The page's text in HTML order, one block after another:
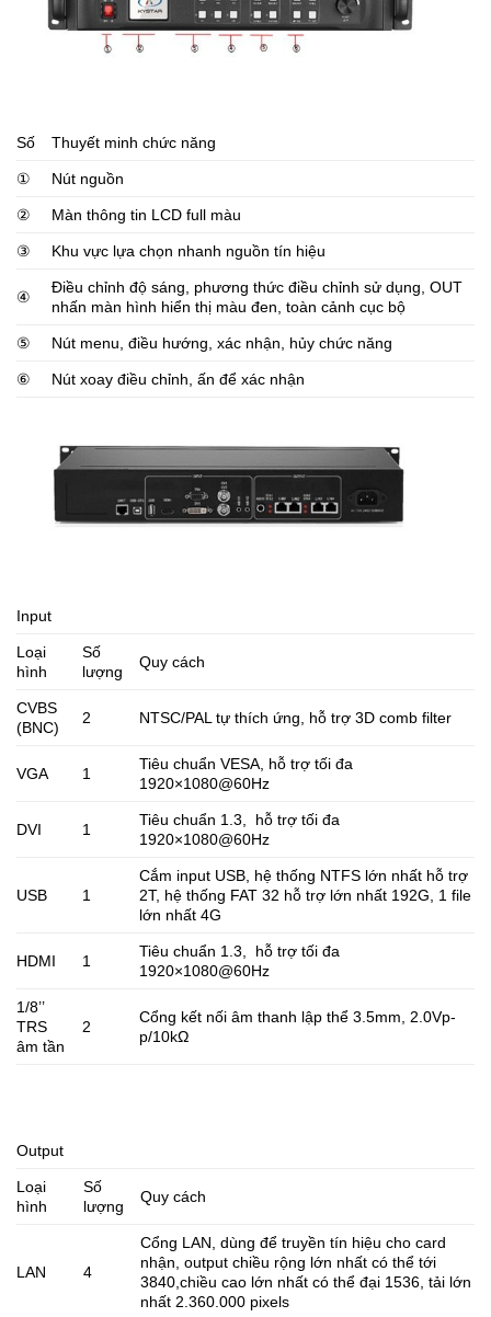
Số Thuyết minh chức năng
① Nút nguồn
② Màn thông tin LCD full màu
③ Khu vực lựa chọn nhanh nguồn tín hiệu
④
Điều chỉnh độ sáng, phương thức điều chỉnh sử dụng, OUT
nhấn màn hình hiển thị màu đen, toàn cảnh cục bộ
⑤ Nút menu, điều hướng, xác nhận, hủy chức năng
⑥ Nút xoay điều chỉnh, ấn để xác nhận
Input
Loại
hình
Số
lượng
Quy cách
CVBS
(BNC)
2 NTSC/PAL tự thích ứng, hỗ trợ 3D comb filter
VGA 1
Tiêu chuẩn VESA, hỗ trợ tối đa
1920×1080@60Hz
DVI 1
Tiêu chuẩn 1.3, hỗ trợ tối đa
1920×1080@60Hz
USB 1
Cắm input USB, hệ thống NTFS lớn nhất hỗ trợ
2T, hệ thống FAT 32 hỗ trợ lớn nhất 192G, 1 file
lớn nhất 4G
HDMI 1
Tiêu chuẩn 1.3, hỗ trợ tối đa
1920×1080@60Hz
1/8’’
TRS
âm tần
2
Cổng kết nối âm thanh lập thể 3.5mm, 2.0Vp-
p/10kΩ
Output
Loại
hình
Số
lượng
Quy cách
LAN 4
Cổng LAN, dùng để truyền tín hiệu cho card
nhận, output chiều rộng lớn nhất có thể tới
3840,chiều cao lớn nhất có thể đại 1536, tải lớn
nhất 2.360.000 pixels